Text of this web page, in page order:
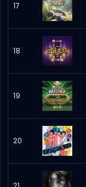
17
18
19
20